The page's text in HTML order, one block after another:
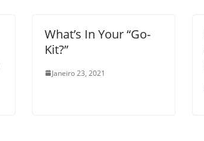
What’s In Your “Go-
Kit?”
Janeiro 23, 2021